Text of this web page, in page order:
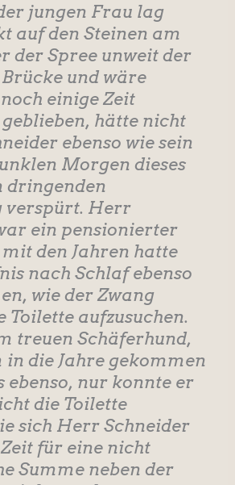
jungen Frau lag
auf den Steinen am
der Spree unweit der
und wäre
einige Zeit
hätte nicht
ebenso wie sein
Morgen dieses
dringenden
verspürt. Herr
ein pensionierter
den Jahren hatte
nach Schlaf ebenso
wie der Zwang
Toilette aufzusuchen.
treuen Schäferhund,
die Jahre gekommen
ebenso, nur konnte er
die Toilette
sich Herr Schneider
für eine nicht
Summe neben der